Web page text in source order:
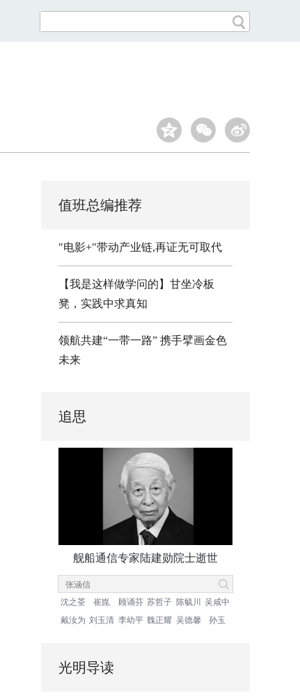
值班总编推荐
"电影+"带动产业链,再证无可取代
【我是这样做学问的】甘坐冷板
凳，实践中求真知
领航共建“一带一路” 携手擘画金色
未来
追思
舰船通信专家陆建勋院士逝世
沈之荃 崔崑 顾诵芬 苏哲子 陈毓川
吴咸中
戴汝为 刘玉清 李幼平 魏正耀 吴德馨 孙玉
光明导读